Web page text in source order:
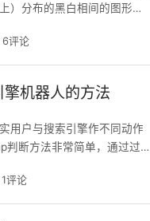
）分布的黑白相间的图形记
何形体来表示文字数值信
实现信息自动处理。它具有
；
6评论
机器人的方法
用户与搜索引擎作不同动作
判断方法非常简单，通过过
1评论